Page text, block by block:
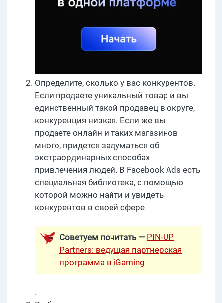
Определите, сколько у вас конкурентов.
Если продаете уникальный товар и вы
единственный такой продавец в округе,
конкуренция низкая. Если же вы
продаете онлайн и таких магазинов
много, придется задуматься об
экстраординарных способах
привлечения людей. В Facebook Ads есть
специальная библиотека, с помощью
которой можно найти и увидеть
конкурентов в своей сфере
Советуем почитать — PIN-UP
Partners: ведущая партнерская
программа в iGaming
.